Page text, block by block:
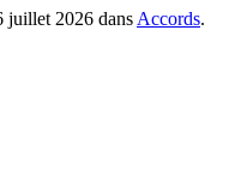
juillet 2026 dans Accords.